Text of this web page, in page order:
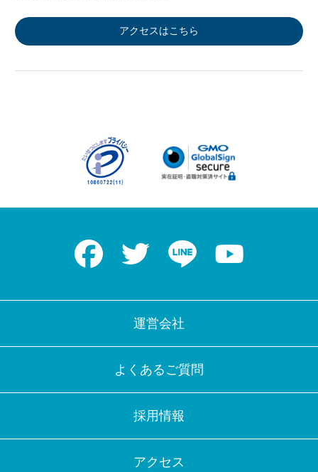
アクセスはこちら
Facebook Twitter LINE
運営会社
よくあるご質問
採用情報
アクセス